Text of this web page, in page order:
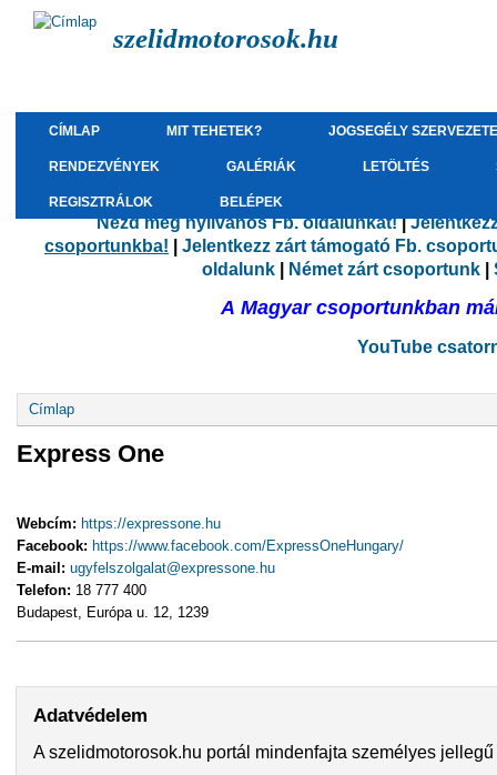
szelidmotorosok.hu
CÍMLAP MIT TEHETEK? JOGSEGÉLY
RENDEZVÉNYEK GALÉRIÁK LETÖLTÉS
REGISZTRÁLOK BELÉPEK
Nézd meg nyilvános Fb. oldalunkat!|
csoportunkba!
Jelentkezz zárt támogató Fb.
oldalunk
Német zárt csoportunk
A Magyar csoportunkban
YouTube
Jelenlegi hely
Címlap
Express One
Webcím: https://expressone.hu
Facebook: https://www.facebook.com/ExpressOneHungary/
E-mail: ugyfelszolgalat@expressone.hu
Telefon: 18 777 400
Budapest, Európa u. 12, 1239
Adatvédelem
A szelidmotorosok.hu portál mindenfajta személyes